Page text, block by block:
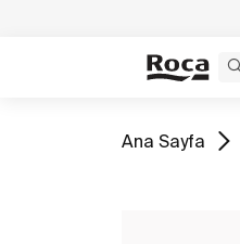
Tüm
Ana Sayfa